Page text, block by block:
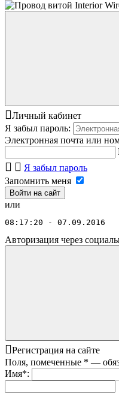
Личный кабинет
Я забыл пароль:
Электронная почта или
Я забыл пароль
Запомнить меня
или
08:17:20 - 07.09.2016
Авторизация через
Регистрация на сайте
Поля, помеченные * —
Имя*: